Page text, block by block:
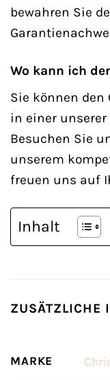
bewahren Sie
Wo kann ich
Sie können den
in einer
Besuchen Sie
unserem
freuen uns auf
Inhalt
ZUSÄTZLICHE
MARKE